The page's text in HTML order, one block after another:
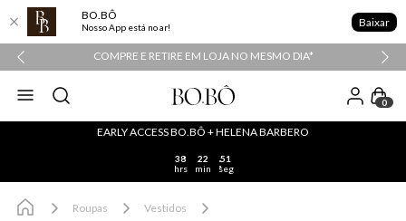
BO.BÔ
Nosso App está no ar! Baixar
COMPRE E RETIRE EM LOJA NO MESMO DIA*
0
EARLY ACCESS BO.BÔ + HELENA BARBERO
38
hrs
22
min
51
seg
Roupas
Vestidos